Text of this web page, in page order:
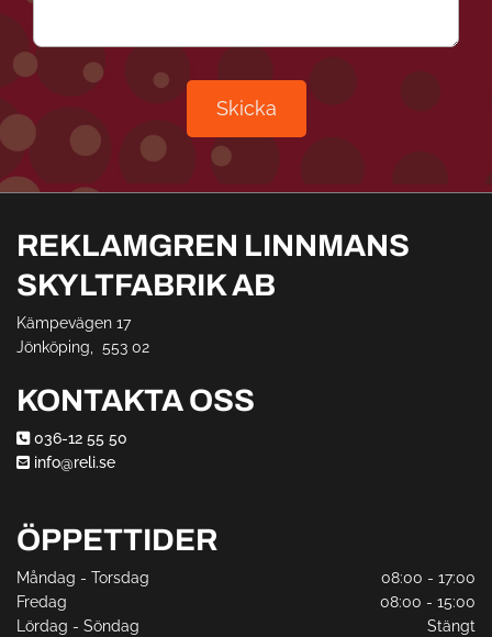
REKLAMGREN LINNMANS
SKYLTFABRIK AB
Kämpevägen 17
Jönköping, 553 02
KONTAKTA OSS
 036-12 55 50
 info@reli.se
ÖPPETTIDER
Måndag - Torsdag
08:00 - 17:00
Fredag
08:00 - 15:00
Lördag - Söndag
Stängt